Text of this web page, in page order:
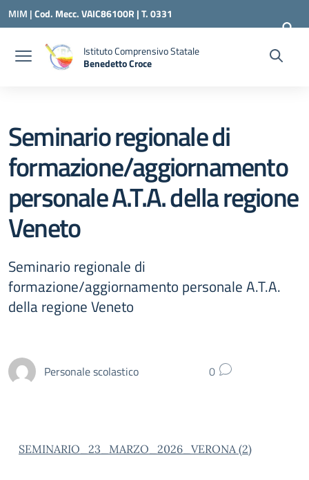
Vai ai contenuti
Vai al menu di navigazione
Vai al footer
MIM |Cod. Mecc. VAIC86100R | T. 0331
240260 | VAIC86100R@ISTRUZIONE.IT
Istituto Comprensivo Statale
Benedetto Croce
Seminario regionale di
formazione/aggiornamento
personale A.T.A. della regione
Veneto
Seminario regionale di
formazione/aggiornamento personale A.T.A.
della regione Veneto
Personale scolastico 0
SEMINARIO_23_MARZO_2026_VERONA (2)